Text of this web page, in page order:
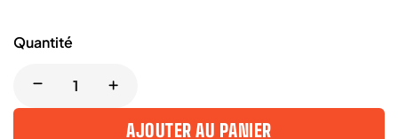
Quantité
AJOUTER AU PANIER